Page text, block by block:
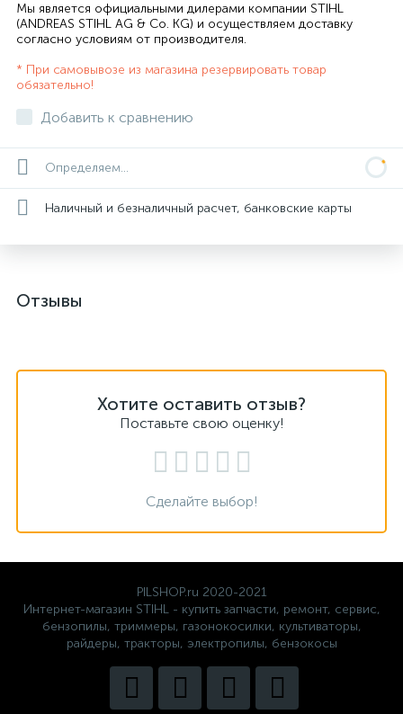
Мы является официальными дилерами компании STIHL
(ANDREAS STIHL AG & Co. KG) и осуществляем доставку
согласно условиям от производителя.
* При самовывозе из магазина резервировать товар
обязательно!
Добавить к сравнению
Определяем...
Наличный и безналичный расчет, банковские карты
Отзывы
Хотите оставить отзыв?
Поставьте свою оценку!
Сделайте выбор!
PILSHOP.ru 2020-2021
Интернет-магазин STIHL - купить запчасти, ремонт, сервис,
бензопилы, триммеры, газонокосилки, культиваторы,
райдеры, тракторы, электропилы, бензокосы